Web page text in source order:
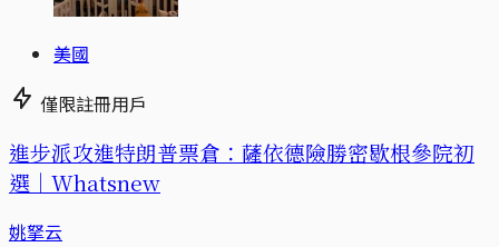
美國
僅限註冊用戶
進步派攻進特朗普票倉：薩依德險勝密歇根參院初
選｜Whatsnew
姚拏云